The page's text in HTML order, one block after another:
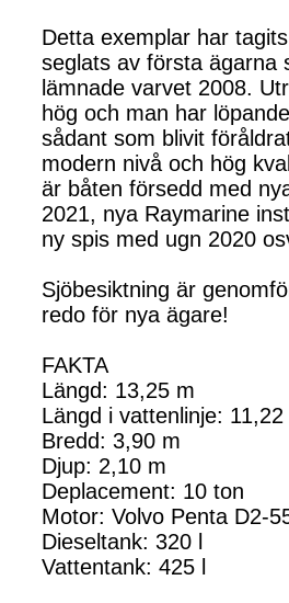
Detta exemplar har
seglats av första ägarna
lämnade varvet 2008.
hög och man har
sådant som blivit
modern nivå och hög
är båten försedd med
2021, nya Raymarine
ny spis med ugn 2020
Sjöbesiktning är
redo för nya ägare!
FAKTA
Längd: 13,25 m
Längd i vattenlinje: 11,22
Bredd: 3,90 m
Djup: 2,10 m
Deplacement: 10 ton
Motor: Volvo Penta D2-
Dieseltank: 320 l
Vattentank: 425 l